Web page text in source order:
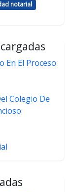
notarial
En El Proceso
Colegio De